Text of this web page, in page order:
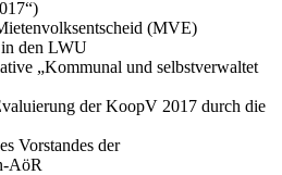
(MVE)
den LWU
„Kommunal und selbstverwaltet
der KoopV 2017 durch die
Vorstandes der
AöR